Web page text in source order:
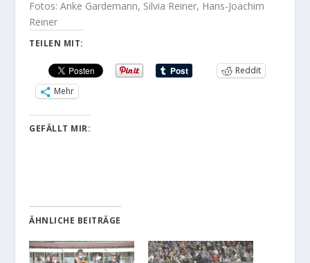
Fotos: Anke Gardemann, Silvia Reiner, Hans-Joachim
Reiner
TEILEN MIT:
Reddit
Mehr
GEFÄLLT MIR:
ÄHNLICHE BEITRÄGE